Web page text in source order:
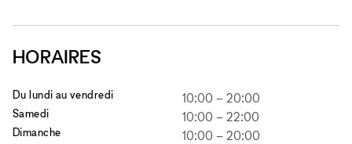
HORAIRES
Du lundi au vendredi 10:00 – 20:00
Samedi 10:00 – 22:00
Dimanche 10:00 – 20:00